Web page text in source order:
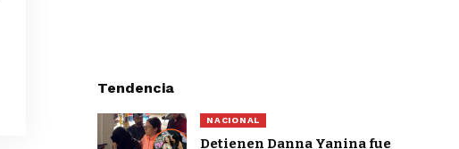
Tendencia
NACIONAL
Detienen Danna Yanina fue